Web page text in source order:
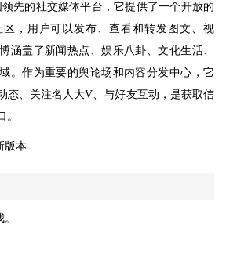
领先的社交媒体平台，它提供了一个开放的
，用户可以发布、查看和转发图文、视
涵盖了新闻热点、娱乐八卦、文化生活、
。作为重要的舆论场和内容分发中心，它
态、关注名人大V、与好友互动，是获取信